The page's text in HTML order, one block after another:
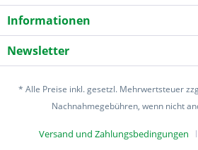
Informationen
Newsletter
* Alle Preise inkl. gesetzl. Mehrwertsteuer
Nachnahmegebühren, wenn nicht
Versand und Zahlungsbedingungen